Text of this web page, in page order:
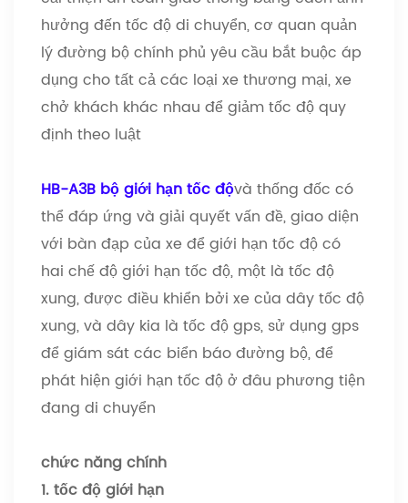
hưởng đến tốc độ di chuyển, cơ quan quản
lý đường bộ chính phủ yêu cầu bắt buộc áp
dụng cho tất cả các loại xe thương mại, xe
chở khách khác nhau để giảm tốc độ quy
định theo luật
HB-A3B bộ giới hạn tốc độvà thống đốc có
thể đáp ứng và giải quyết vấn đề, giao diện
với bàn đạp của xe để giới hạn tốc độ có
hai chế độ giới hạn tốc độ, một là tốc độ
xung, được điều khiển bởi xe của dây tốc độ
xung, và dây kia là tốc độ gps, sử dụng gps
để giám sát các biển báo đường bộ, để
phát hiện giới hạn tốc độ ở đâu phương tiện
đang di chuyển
chức năng chính
1. tốc độ giới hạn